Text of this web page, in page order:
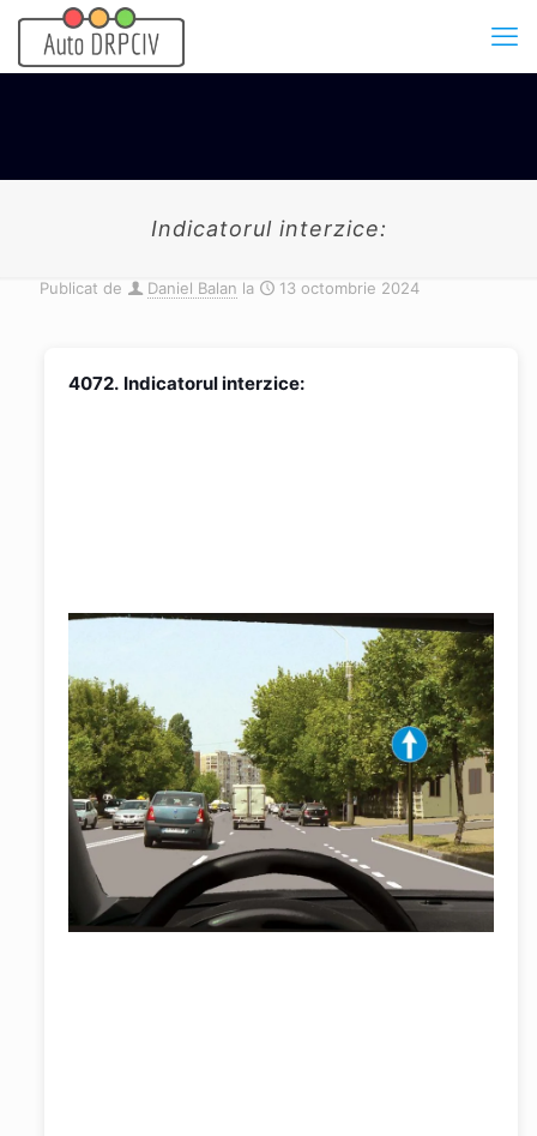
Indicatorul interzice:
Publicat de Daniel Balan la 13 octombrie 2024
4072. Indicatorul interzice: